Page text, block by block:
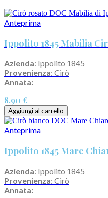
Anteprima
Ippolito 1845 Mabilia
Azienda: Ippolito 1845
Provenienza: Cirò
Annata:
8,90 €
Aggiungi al carrello
Anteprima
Ippolito 1845 Mare
Azienda: Ippolito 1845
Provenienza: Cirò
Annata: